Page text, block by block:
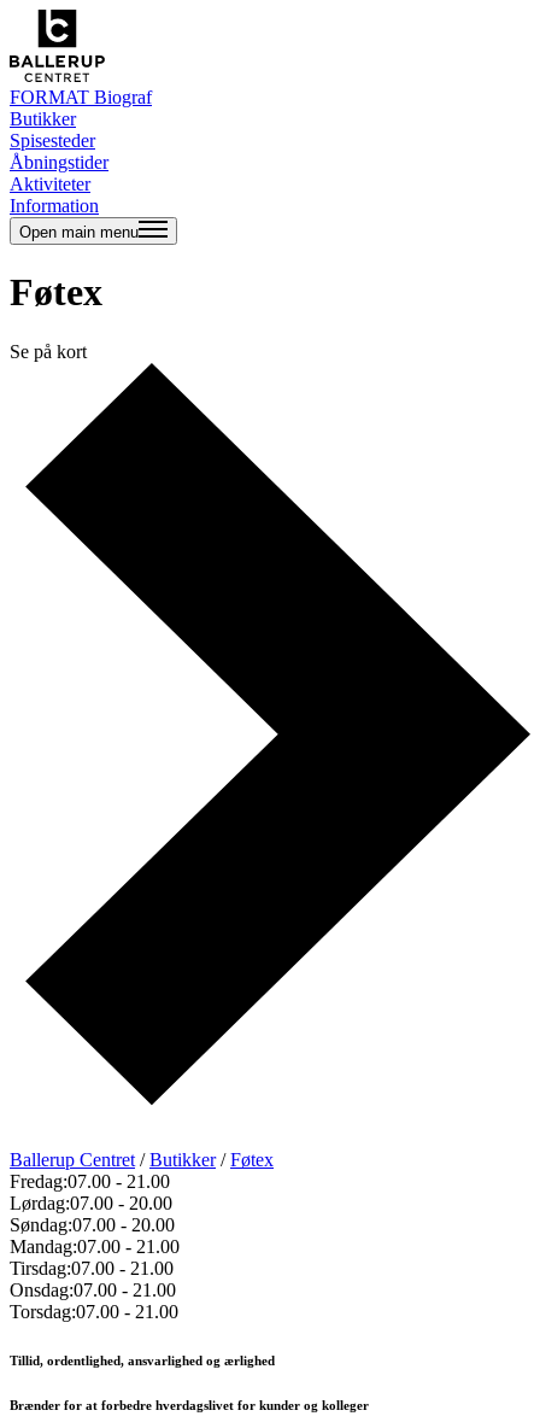
FORMAT Biograf
Butikker
Spisesteder
Åbningstider
Aktiviteter
Information
Open main menu
Føtex
Se på kort
Ballerup Centret /Butikker/Føtex
Fredag:07.00 - 21.00
Lørdag:07.00 - 20.00
Søndag:07.00 - 20.00
Mandag:07.00 - 21.00
Tirsdag:07.00 - 21.00
Onsdag:07.00 - 21.00
Torsdag:07.00 - 21.00
Tillid, ordentlighed, ansvarlighed og ærlighed
Brænder for at forbedre hverdagslivet for kunder og kolleger